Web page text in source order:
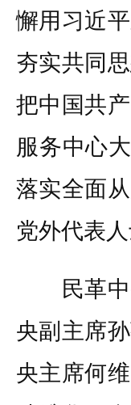
懈用习近
夯实共同
把中国共
服务中心
落实全面
党外代表
民革中
央副主席
央主席何